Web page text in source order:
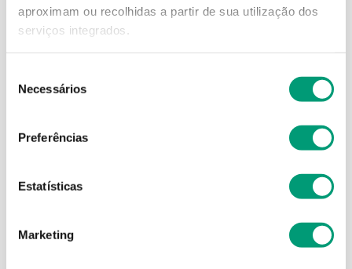
aproximam ou recolhidas a partir de sua utilização dos
serviços integrados.
Necessários
Preferências
Estatísticas
Marketing
Aqua Maris Spray Nasal
2,55
Vibrocil ActilongProtect 1
Mg/ml + 50 Mg/ml
ADICIONAR